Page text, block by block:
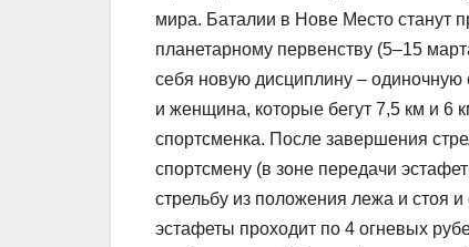
мира. Баталии в Нове Место станут
планетарному первенству (5–15
себя новую дисциплину –
и женщина, которые бегут 7,5 км и 6
спортсменка. После завершения
спортсмену (в зоне передачи
стрельбу из положения лежа и стоя
эстафеты проходит по 4 огневых